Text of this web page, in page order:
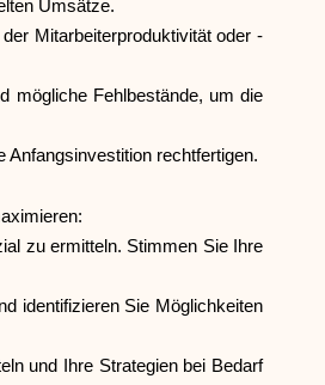
Umsätze.
Mitarbeiterproduktivität oder -
mögliche Fehlbestände, um die
rechtfertigen.
zu ermitteln. Stimmen Sie Ihre
identifizieren Sie Möglichkeiten
und Ihre Strategien bei Bedarf